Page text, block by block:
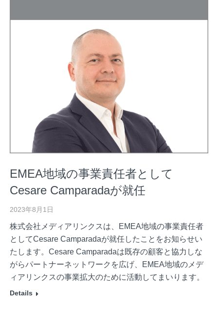
EMEA地域の事業責任者として
Cesare Camparadaが就任
2023年8月1日
株式会社メディアリンクスは、EMEA地域の事業責任者
としてCesare Camparadaが就任したことをお知らせい
たします。Cesare Camparadaは既存の顧客と協力しな
がらパートナーネットワークを広げ、EMEA地域のメデ
ィアリンクスの事業拡大のために活動してまいります。
Details